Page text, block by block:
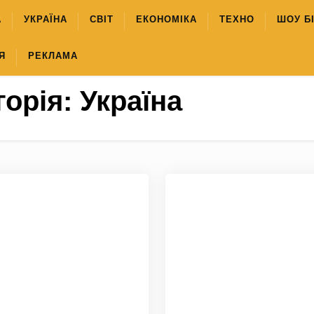
УКРАЇНА СВІТ ЕКОНОМІКА ТЕХНО ШОУ
РЕКЛАМА
Україна